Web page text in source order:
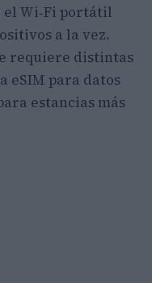
Wi‑Fi portátil
a la vez.
requiere distintas
eSIM para datos
estancias más